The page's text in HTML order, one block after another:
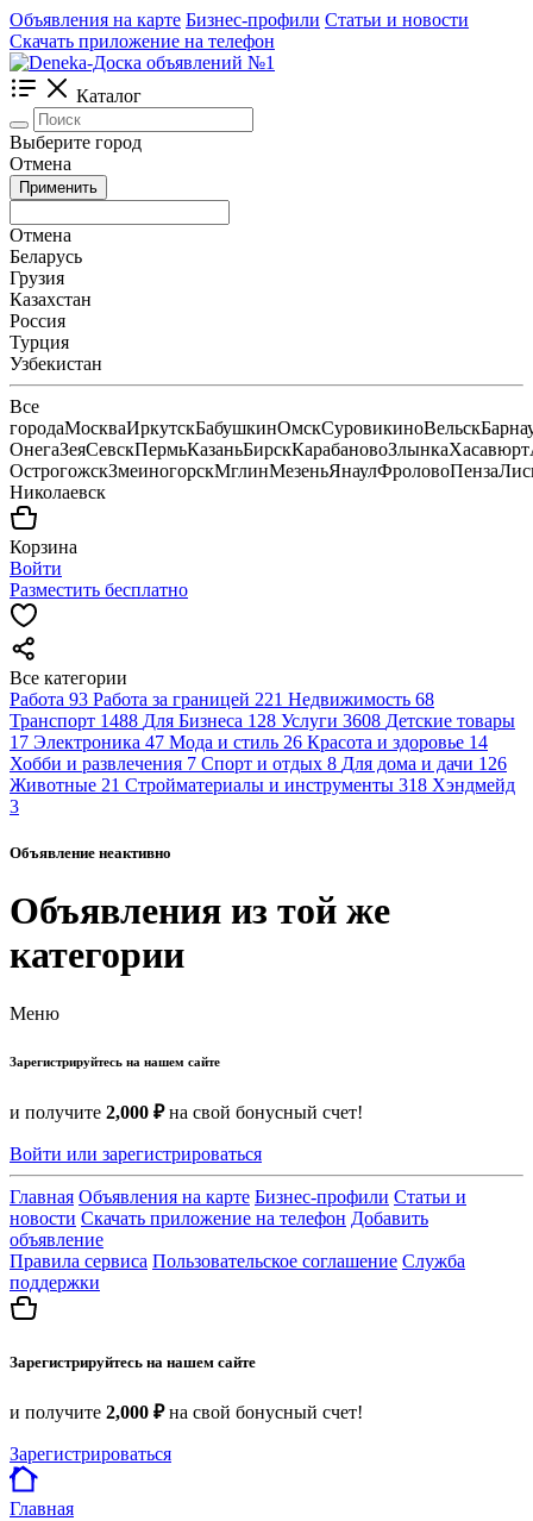
Объявления на карте Бизнес-профили Статьи и новости
Скачать приложение на телефон
Каталог
Выберите город
Отмена
Применить
Отмена
Беларусь
Грузия
Казахстан
Россия
Турция
Узбекистан
Все
городаМоскваИркутскБабушкинОмскСуровикиноВельск
ОнегаЗеяСевскПермьКазаньБирскКарабановоЗлынкаХасавюрт
ОстрогожскЗмеиногорскМглинМезеньЯнаулФроловоПенза
Николаевск
Корзина
Войти
Разместить бесплатно
Все категории
Работа 93 Работа за границей 221 Недвижимость 68
Транспорт 1488 Для Бизнеса 128 Услуги 3608 Детские товары
17 Электроника 47 Мода и стиль 26 Красота и здоровье 14
Хобби и развлечения 7 Спорт и отдых 8 Для дома и дачи 126
Животные 21 Стройматериалы и инструменты 318 Хэндмейд
3
Объявление неактивно
Объявления из той же
категории
Меню
Зарегистрируйтесь на нашем сайте
и получите 2,000 ₽на свой бонусный счет!
Войти или зарегистрироваться
Главная Объявления на карте Бизнес-профили Статьи и
новости Скачать приложение на телефон Добавить
объявление
Правила сервиса Пользовательское соглашение Служба
поддержки
Зарегистрируйтесь на нашем сайте
и получите 2,000 ₽на свой бонусный счет!
Зарегистрироваться
Главная